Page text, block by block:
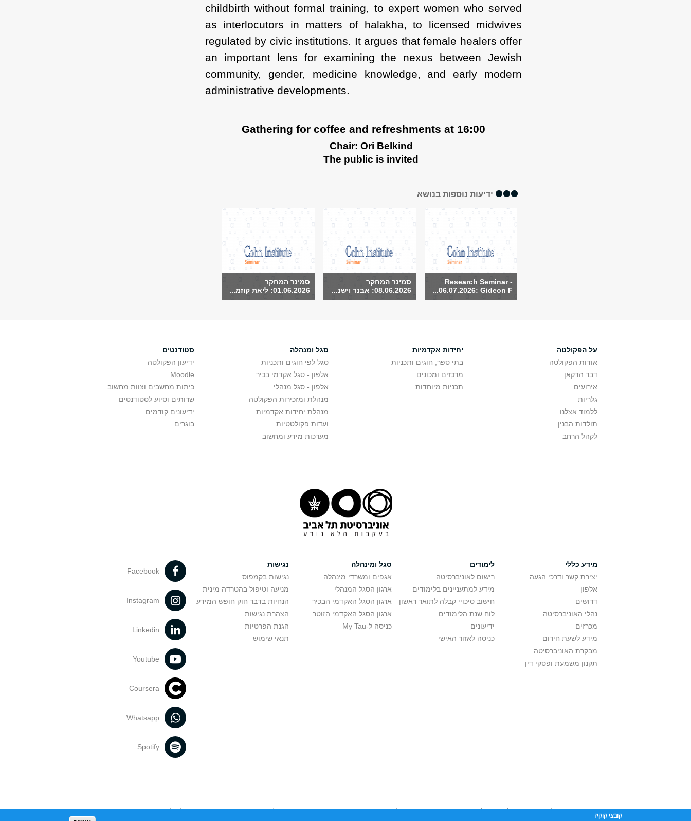
childbirth without formal training, to expert women who served
as interlocutors in matters of halakha, to licensed midwives
regulated by civic institutions. It argues that female healers offer
an important lens for examining the nexus between Jewish
community, gender, medicine knowledge, and early modern
administrative developments.
Gathering for coffee and refreshments at 16:00
Chair: Ori Belkind
The public is invited
ידיעות נוספות בנושא
Research Seminar -
06.07.2026: Gideon F...
סמינר המחקר
08.06.2026: אבנר וישנ...
סמינר המחקר
01.06.2026: ליאת קוזמ...
על הפקולטה
אודות הפקולטה
דבר הדקאן
אירועים
גלריות
ללמוד אצלנו
תולדות הבנין
לקהל הרחב
יחידות אקדמיות
בתי ספר, חוגים ותכניות
מרכזים ומכונים
תכניות מיוחדות
סגל ומנהלה
סגל לפי חוגים ותכניות
אלפון - סגל אקדמי בכיר
אלפון - סגל מנהלי
מנהלת ומזכירות הפקולטה
מנהלת יחידות אקדמיות
ועדות פקולטטיות
מערכות מידע ומחשוב
סטודנטים
ידיעון הפקולטה
Moodle
כיתות מחשבים וצוות מחשוב
שרותים וסיוע לסטודנטים
ידיעונים קודמים
בוגרים
מידע כללי
יצירת קשר ודרכי הגעה
אלפון
דרושים
נהלי האוניברסיטה
מכרזים
מידע לשעת חירום
מבקרת האוניברסיטה
תקנון משמעת ופסקי דין
לימודים
רישום לאוניברסיטה
מידע למתעניינים בלימודים
חישוב סיכויי קבלה לתואר ראשון
לוח שנת הלימודים
ידיעונים
כניסה לאזור האישי
סגל ומינהלה
אגפים ומשרדי מינהלה
ארגון הסגל המנהלי
ארגון הסגל האקדמי הבכיר
ארגון הסגל האקדמי הזוטר
כניסה ל-My Tau
נגישות
נגישות בקמפוס
מניעה וטיפול בהטרדה מינית
הנחיות בדבר חוק חופש המידע
הצהרת נגישות
הגנת הפרטיות
תנאי שימוש
Facebook
Instagram
Linkedin
Youtube
Coursera
Whatsapp
Spotify
אוניברסיטת תל אביב עושה כל מאמץ לכבד זכויות יוצרים. אם בבעלותך זכויות יוצרים בתכנים שנמצאים פה ו/או השימוש שנעשה בתכנים אלה לדעתך מפר זכויות
שנעשה בתכנים אלה לדעתך מפר זכויותקובצי קוקיז